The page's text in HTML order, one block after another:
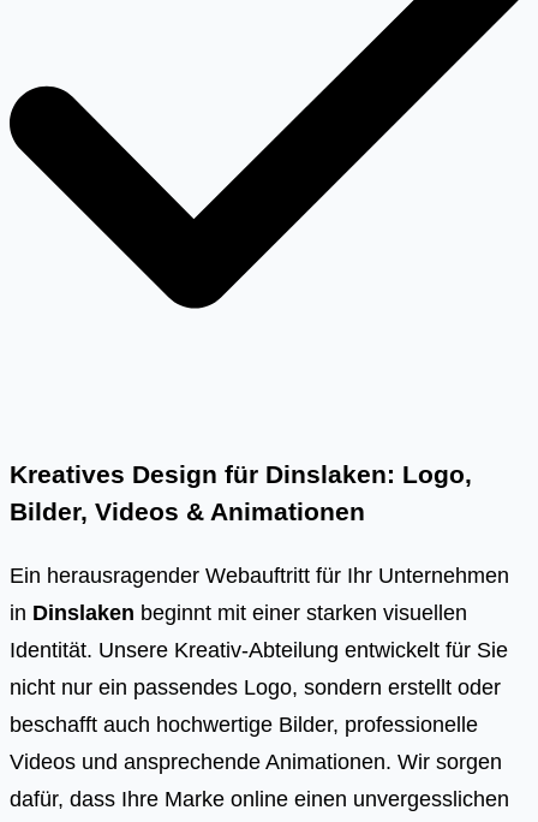
Kreatives Design für Dinslaken: Logo,
Bilder, Videos & Animationen
Ein herausragender Webauftritt für Ihr Unternehmen
in Dinslaken beginnt mit einer starken visuellen
Identität. Unsere Kreativ-Abteilung entwickelt für Sie
nicht nur ein passendes Logo, sondern erstellt oder
beschafft auch hochwertige Bilder, professionelle
Videos und ansprechende Animationen. Wir sorgen
dafür, dass Ihre Marke online einen unvergesslichen